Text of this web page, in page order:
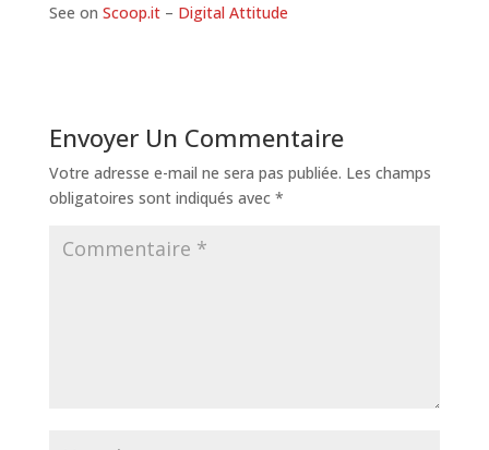
See on Scoop.it– Digital Attitude
Envoyer Un Commentaire
Votre adresse e-mail ne sera pas publiée. Les champs
obligatoires sont indiqués avec *